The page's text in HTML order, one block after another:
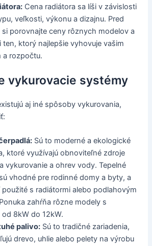
Cena radiátora sa líši v závislosti
veľkosti, výkonu a dizajnu. Pred
si porovnajte ceny rôznych modelov a
ten, ktorý najlepšie vyhovuje vašim
a rozpočtu.
vykurovacie systémy
aj iné spôsoby vykurovania,
Sú to moderné a ekologické
ktoré využívajú obnoviteľné zdroje
vykurovanie a ohrev vody. Tepelné
vhodné pre rodinné domy a byty, a
s radiátormi alebo podlahovým
zahŕňa rôzne modely s
8kW do 12kW.
palivo: Sú to tradičné zariadenia,
drevo, uhlie alebo pelety na výrobu